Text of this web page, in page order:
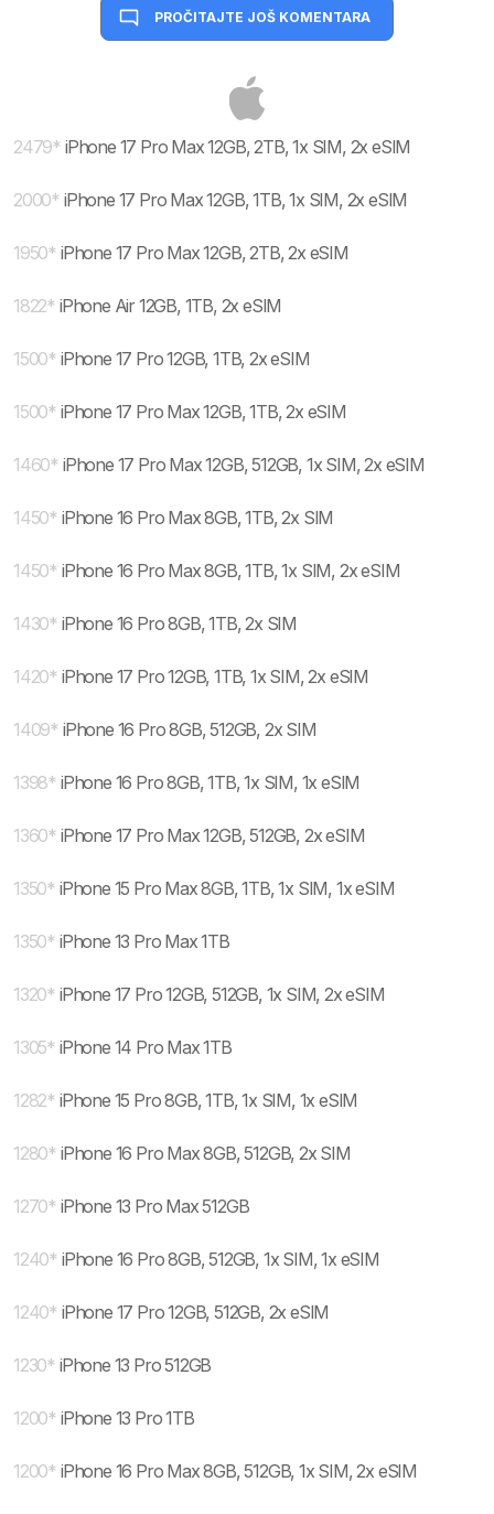
PROČITAJTE JOŠ KOMENTARA
2479* iPhone 17 Pro Max 12GB, 2TB, 1x SIM, 2x eSIM
2000* iPhone 17 Pro Max 12GB, 1TB, 1x SIM, 2x eSIM
1950* iPhone 17 Pro Max 12GB, 2TB, 2x eSIM
1822* iPhone Air 12GB, 1TB, 2x eSIM
1500* iPhone 17 Pro 12GB, 1TB, 2x eSIM
1500* iPhone 17 Pro Max 12GB, 1TB, 2x eSIM
1460* iPhone 17 Pro Max 12GB, 512GB, 1x SIM, 2x eSIM
1450* iPhone 16 Pro Max 8GB, 1TB, 2x SIM
1450* iPhone 16 Pro Max 8GB, 1TB, 1x SIM, 2x eSIM
1430* iPhone 16 Pro 8GB, 1TB, 2x SIM
1420* iPhone 17 Pro 12GB, 1TB, 1x SIM, 2x eSIM
1409* iPhone 16 Pro 8GB, 512GB, 2x SIM
1398* iPhone 16 Pro 8GB, 1TB, 1x SIM, 1x eSIM
1360* iPhone 17 Pro Max 12GB, 512GB, 2x eSIM
1350* iPhone 15 Pro Max 8GB, 1TB, 1x SIM, 1x eSIM
1350* iPhone 13 Pro Max 1TB
1320* iPhone 17 Pro 12GB, 512GB, 1x SIM, 2x eSIM
1305* iPhone 14 Pro Max 1TB
1282* iPhone 15 Pro 8GB, 1TB, 1x SIM, 1x eSIM
1280* iPhone 16 Pro Max 8GB, 512GB, 2x SIM
1270* iPhone 13 Pro Max 512GB
1240* iPhone 16 Pro 8GB, 512GB, 1x SIM, 1x eSIM
1240* iPhone 17 Pro 12GB, 512GB, 2x eSIM
1230* iPhone 13 Pro 512GB
1200* iPhone 13 Pro 1TB
1200* iPhone 16 Pro Max 8GB, 512GB, 1x SIM, 2x eSIM